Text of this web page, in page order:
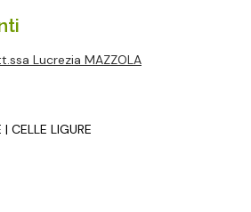
Lucrezia MAZZOLA
CELLE LIGURE